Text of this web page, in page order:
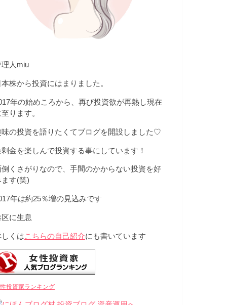
理人miu
株から投資にはまりました。
年の始めころから、再び投資欲が再熱し現在
ります。
味の投資を語りたくてブログを開設しました♡
剰金を楽しんで投資する事にしています！
倒くさがりなので、手間のかからない投資を好
ます(笑)
年は約25％増の見込みです
区に生息
しくはこちらの自己紹介にも書いています
投資家ランキング